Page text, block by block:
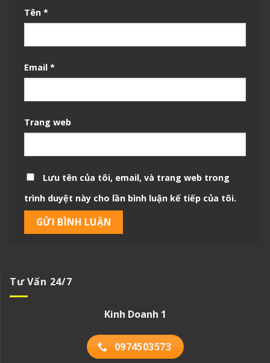
Tên *
Email *
Trang web
Lưu tên của tôi, email, và trang web trong
trình duyệt này cho lần bình luận kế tiếp của tôi.
Tư Vấn 24/7
Kinh Doanh 1
0974503573